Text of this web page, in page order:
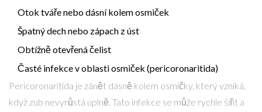
Otok tváře nebo dásní kolem osmiček
Špatný dech nebo zápach z úst
Obtížně otevřená čelist
Časté infekce v oblasti osmiček (pericoronaritida)
Pericoronaritida je zánět dásně kolem osmičky, který vzniká,
když zub nevyrůstá úplně. Tato infekce se může rychle šířit a